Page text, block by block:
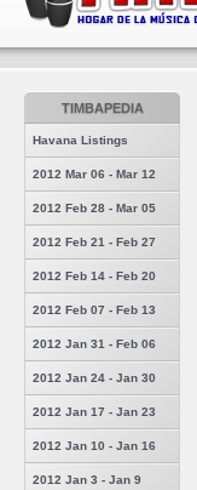
TIMBAPEDIA
Havana Listings
2012 Mar 06 - Mar 12
2012 Feb 28 - Mar 05
2012 Feb 21 - Feb 27
2012 Feb 14 - Feb 20
2012 Feb 07 - Feb 13
2012 Jan 31 - Feb 06
2012 Jan 24 - Jan 30
2012 Jan 17 - Jan 23
2012 Jan 10 - Jan 16
2012 Jan 3 - Jan 9